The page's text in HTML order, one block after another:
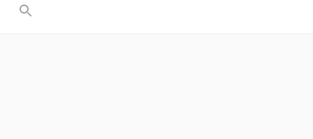
Search
for: